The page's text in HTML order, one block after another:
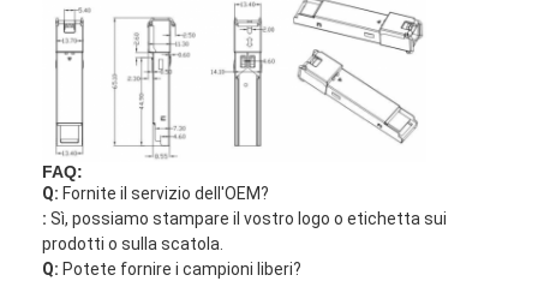
convertitore a fibra ottica di media
Commutatore della fibra di Ethernet
Kit di utensili a fibra ottica
Componenti di alto potere e di PM
FAQ:
Q: Fornite il servizio dell'OEM?
:Sì, possiamo stampare il vostro logo o etichetta sui
prodotti o sulla scatola.
Q: Potete fornire i campioni liberi?